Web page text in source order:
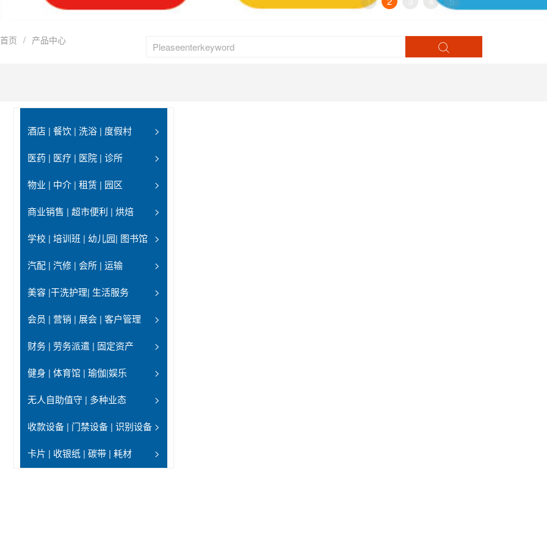
首页 / 产品中心
酒店 | 餐饮 | 洗浴 | 度假村 >
医药 | 医疗 | 医院 | 诊所 >
物业 | 中介 | 租赁 | 园区 >
商业销售 | 超市便利 | 烘焙 >
学校 | 培训班 | 幼儿园| 图书馆 >
汽配 | 汽修 | 会所 | 运输 >
美容 |干洗护理| 生活服务 >
会员 | 营销 | 展会 | 客户管理 >
财务 | 劳务派遣 | 固定资产 >
健身 | 体育馆 | 瑜伽|娱乐 >
无人自助值守 | 多种业态 >
收款设备 | 门禁设备 | 识别设备 >
卡片 | 收银纸 | 碳带 | 耗材 >